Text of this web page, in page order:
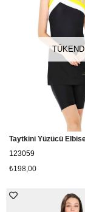
TÜKENDI
123059
₺198,00